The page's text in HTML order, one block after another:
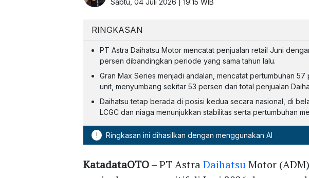
RINGKASAN
PT Astra Daihatsu Motor mencatat penjualan retail Juni
persen dibandingkan periode yang sama tahun lalu.
Gran Max Series menjadi andalan, mencatat pertumbuhan
unit, menyumbang sekitar 53 persen dari total penjualan
Daihatsu tetap berada di posisi kedua secara nasional, di
LCGC dan niaga menunjukkan stabilitas serta pertumbuhan
! Ringkasan ini dihasilkan dengan menggunakan AI
KatadataOTO– PT AstraDaihatsuMotor